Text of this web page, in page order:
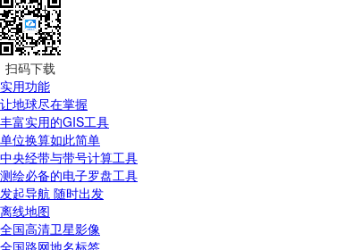
扫码下载
实用功能
让地球尽在掌握
丰富实用的GIS工具
单位换算如此简单
中央经带与带号计算工具
测绘必备的电子罗盘工具
发起导航 随时出发
离线地图
全国高清卫星影像
全国路网地名标签